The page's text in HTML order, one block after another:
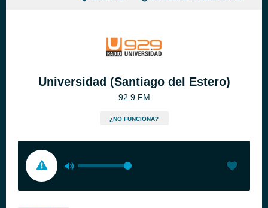
Universidad (Santiago del Estero)
92.9 FM
¿NO FUNCIONA?